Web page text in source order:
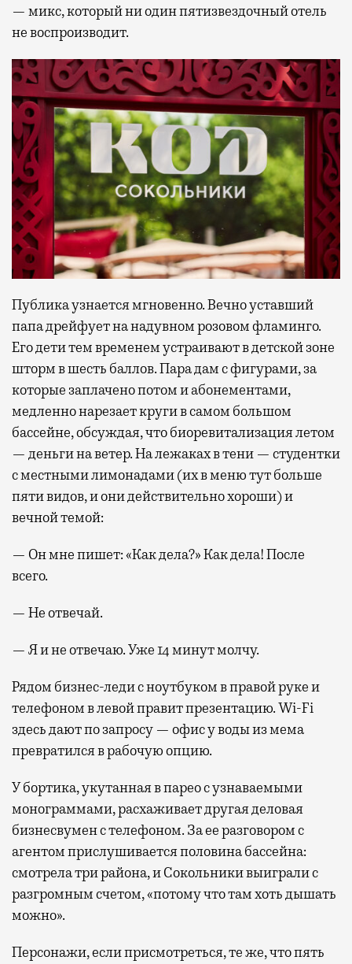
— микс, который ни один пятизвездочный отель
не воспроизводит.
Публика узнается мгновенно. Вечно уставший
папа дрейфует на надувном розовом фламинго.
Его дети тем временем устраивают в детской зоне
шторм в шесть баллов. Пара дам с фигурами, за
которые заплачено потом и абонементами,
медленно нарезает круги в самом большом
бассейне, обсуждая, что биоревитализация летом
— деньги на ветер. На лежаках в тени — студентки
с местными лимонадами (их в меню тут больше
пяти видов, и они действительно хороши) и
вечной темой:
— Он мне пишет: «Как дела?» Как дела! После
всего.
— Не отвечай.
— Я и не отвечаю. Уже 14 минут молчу.
Рядом бизнес-леди с ноутбуком в правой руке и
телефоном в левой правит презентацию. Wi-Fi
здесь дают по запросу — офис у воды из мема
превратился в рабочую опцию.
У бортика, укутанная в парео с узнаваемыми
монограммами, расхаживает другая деловая
бизнесвумен с телефоном. За ее разговором с
агентом прислушивается половина бассейна:
смотрела три района, и Сокольники выиграли с
разгромным счетом, «потому что там хоть дышать
можно».
Персонажи, если присмотреться, те же, что пять